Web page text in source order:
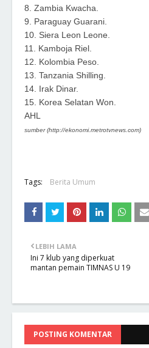
8. Zambia Kwacha.
9. Paraguay Guarani.
10. Siera Leon Leone.
11. Kamboja Riel.
12. Kolombia Peso.
13. Tanzania Shilling.
14. Irak Dinar.
15. Korea Selatan Won.
AHL
sumber (http://ekonomi.metrotvnews.com)
Tags: Berita Umum
LEBIH LAMA
Ini 7 klub yang diperkuat
mantan pemain TIMNAS U 19
POSTING KOMENTAR